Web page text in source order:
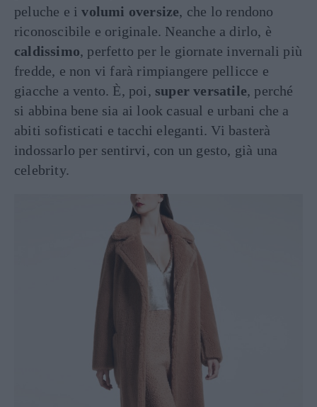
peluche e ivolumi oversize, che lo rendono
riconoscibile e originale. Neanche a dirlo, è
caldissimo, perfetto per le giornate invernali più
fredde, e non vi farà rimpiangere pellicce e
giacche a vento. È, poi, super versatile, perché
si abbina bene sia ai look casual e urbani che a
abiti sofisticati e tacchi eleganti. Vi basterà
indossarlo per sentirvi, con un gesto, già una
celebrity.